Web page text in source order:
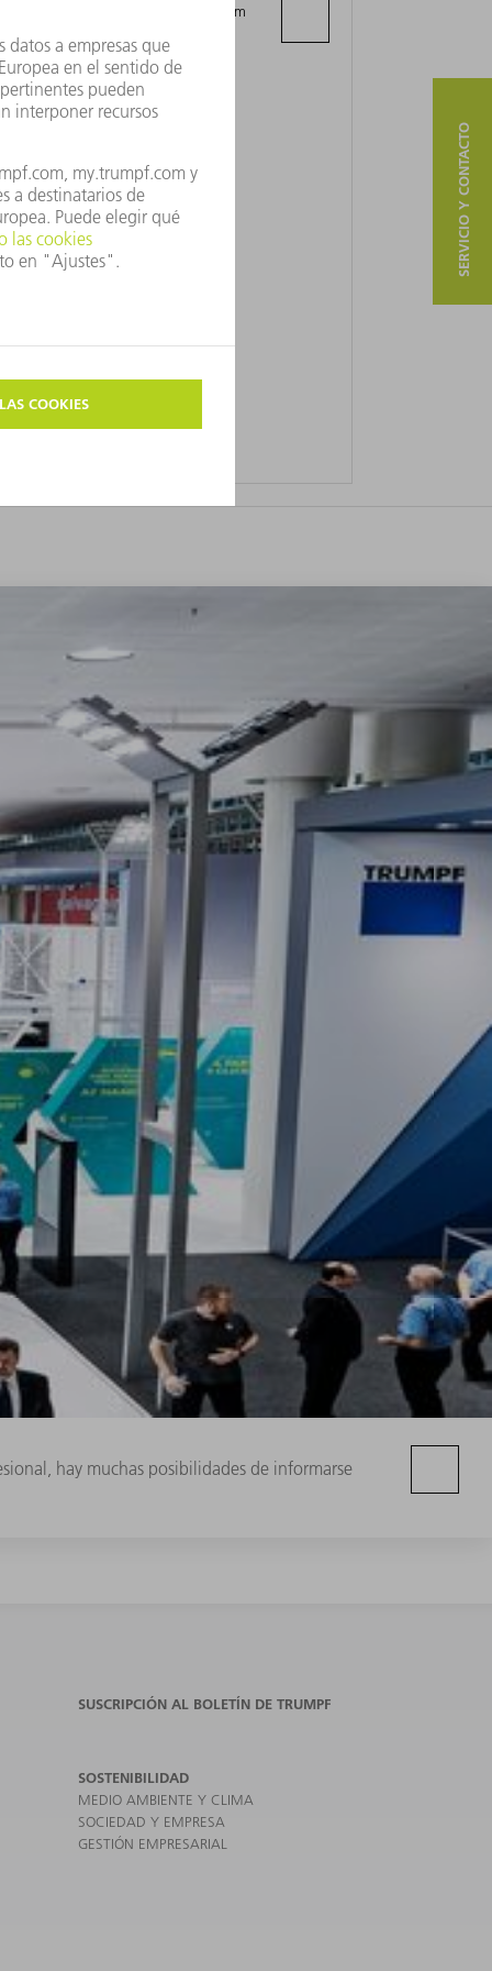
Boulevard My Ismail, Lot N°3, Premium
Center Immeuble A
- Casablanca Roches Noires
hay muchas posibilidades de informarse
SERVICIO Y CONTACTO
SUSCRIPCIÓN AL BOLETÍN DE TRUMPF
SOSTENIBILIDAD
MEDIO AMBIENTE Y CLIMA
SOCIEDAD Y EMPRESA
GESTIÓN EMPRESARIAL